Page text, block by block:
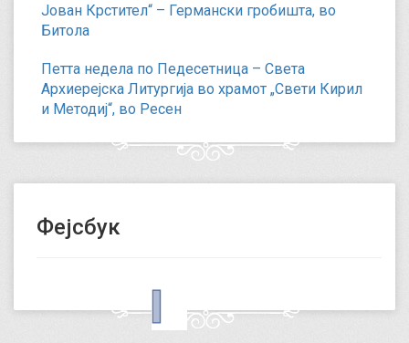
Јован Крстител“ – Германски гробишта, во
Битола
Петта недела по Педесетница – Света
Архиерејска Литургија во храмот „Свети Кирил
и Методиј“, во Ресен
Фејсбук